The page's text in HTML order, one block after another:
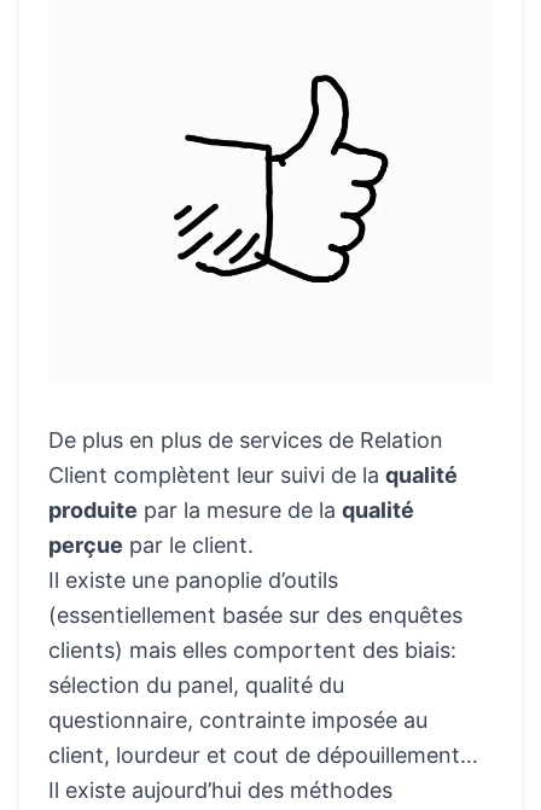
De plus en plus de services de Relation
Client complètent leur suivi de la qualité
produite par la mesure de la qualité
perçue par le client.
Il existe une panoplie d’outils
(essentiellement basée sur des enquêtes
clients) mais elles comportent des biais:
sélection du panel, qualité du
questionnaire, contrainte imposée au
client, lourdeur et cout de dépouillement…
Il existe aujourd’hui des méthodes